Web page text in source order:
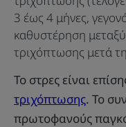
3 έως 4 μήνες,
καθυστέρηση
τριχόπτωσης μετά
Το στρες είναι
τριχόπτωσης. Το
πρωτοφανούς